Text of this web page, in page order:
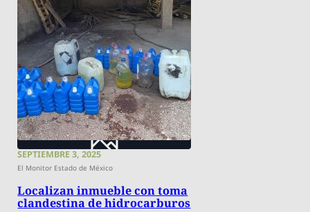
SEPTIEMBRE 3, 2025
El Monitor Estado de México
Localizan inmueble con toma
clandestina de hidrocarburos